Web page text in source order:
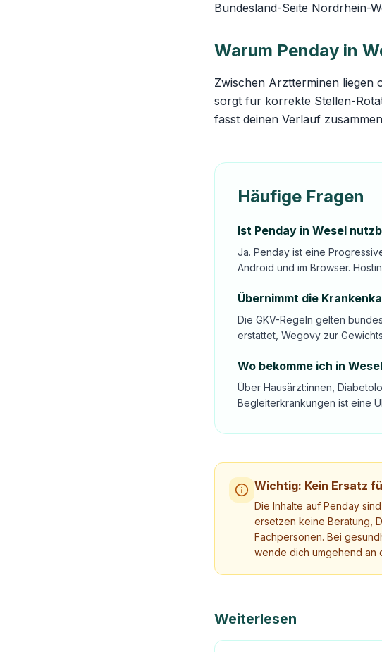
Bundesland-Seite Nordrhein-
Warum Penday in
Zwischen Arztterminen liegen
sorgt für korrekte Stellen-
fasst deinen Verlauf
Häufige Fragen
Ist Penday in Wesel
Ja. Penday ist eine
Android und im Browser.
Übernimmt die
Die GKV-Regeln gelten
erstattet, Wegovy zur
Wo bekomme ich in
Über Hausärzt:innen,
Begleiterkrankungen ist eine
Wichtig: Kein Ersatz
Die Inhalte auf Penday
ersetzen keine Beratung,
Fachpersonen. Bei
wende dich umgehend an
Weiterlesen